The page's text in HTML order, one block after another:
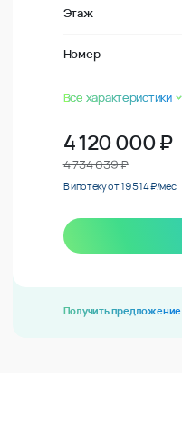
Этаж
Номер
Все характеристики
4 120 000₽
4 734 639 ₽
В ипотеку от 19 514 ₽/мес.
Получить предложение